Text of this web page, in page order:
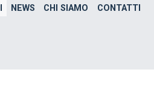
NEWS CHI SIAMO CONTATTI